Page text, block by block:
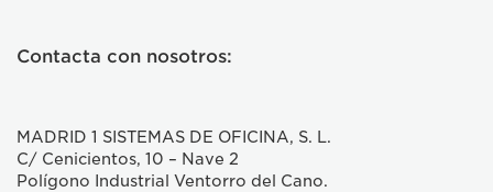
Contacta con nosotros:
MADRID 1 SISTEMAS DE OFICINA, S. L.
C/ Cenicientos, 10 – Nave 2
Polígono Industrial Ventorro del Cano.